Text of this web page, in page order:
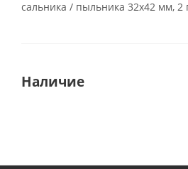
сальника / пыльника 32х42 мм,
Наличие